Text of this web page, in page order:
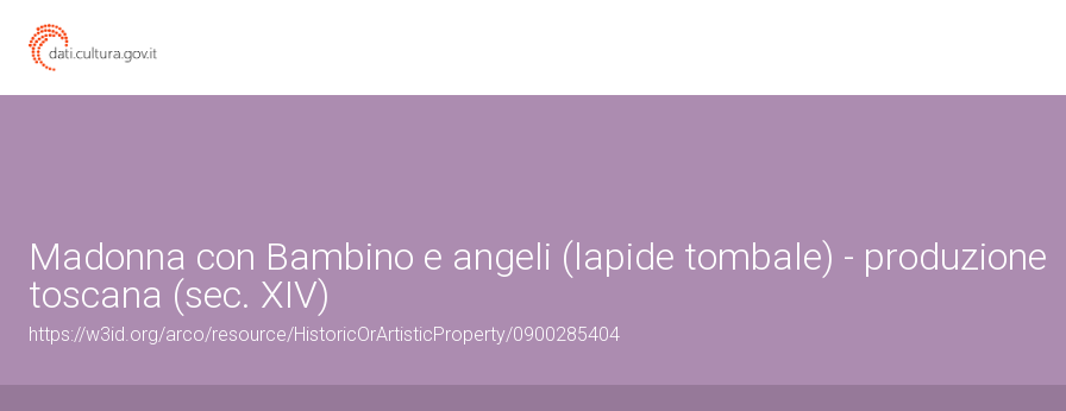
Madonna con Bambino e angeli (lapide tombale) - produzione
toscana (sec. XIV)
https://w3id.org/arco/resource/HistoricOrArtisticProperty/0900285404